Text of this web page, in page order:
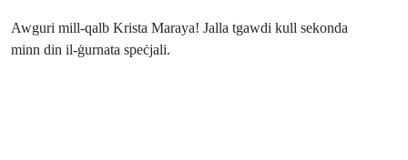
Awguri mill-qalb Krista Maraya! Jalla tgawdi kull sekonda
minn din il-ġurnata speċjali.